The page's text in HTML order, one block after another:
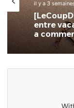
Actualités
il y a 3
entre
il y a 4
SPID :
togolais